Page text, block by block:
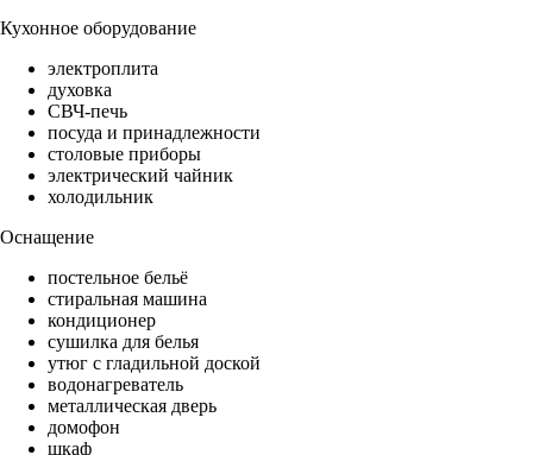
Кухонное оборудование
электроплита
духовка
СВЧ-печь
посуда и принадлежности
столовые приборы
электрический чайник
холодильник
Оснащение
постельное бельё
стиральная машина
кондиционер
сушилка для белья
утюг с гладильной доской
водонагреватель
металлическая дверь
домофон
шкаф